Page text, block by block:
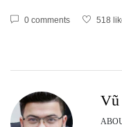
0 comments 518
Vũ